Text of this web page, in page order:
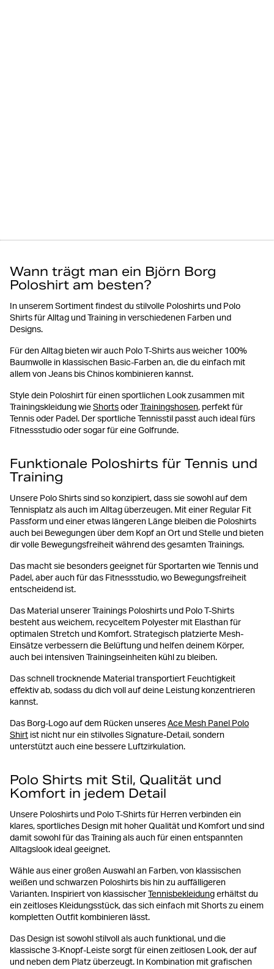
Wann trägt man ein Björn Borg
Poloshirt am besten?
In unserem Sortiment findest du stilvolle Poloshirts und Polo
Shirts für Alltag und Training in verschiedenen Farben und
Designs.
Für den Alltag bieten wir auch Polo T-Shirts aus weicher 100%
Baumwolle in klassischen Basic-Farben an, die du einfach mit
allem von Jeans bis Chinos kombinieren kannst.
Style dein Poloshirt für einen sportlichen Look zusammen mit
Trainingskleidung wie Shorts oder Trainingshosen, perfekt für
Tennis oder Padel. Der sportliche Tennisstil passt auch ideal fürs
Fitnessstudio oder sogar für eine Golfrunde.
Funktionale Poloshirts für Tennis und
Training
Unsere Polo Shirts sind so konzipiert, dass sie sowohl auf dem
Tennisplatz als auch im Alltag überzeugen. Mit einer Regular Fit
Passform und einer etwas längeren Länge bleiben die Poloshirts
auch bei Bewegungen über dem Kopf an Ort und Stelle und bieten
dir volle Bewegungsfreiheit während des gesamten Trainings.
Das macht sie besonders geeignet für Sportarten wie Tennis und
Padel, aber auch für das Fitnessstudio, wo Bewegungsfreiheit
entscheidend ist.
Das Material unserer Trainings Poloshirts und Polo T-Shirts
besteht aus weichem, recyceltem Polyester mit Elasthan für
optimalen Stretch und Komfort. Strategisch platzierte Mesh-
Einsätze verbessern die Belüftung und helfen deinem Körper,
auch bei intensiven Trainingseinheiten kühl zu bleiben.
Das schnell trocknende Material transportiert Feuchtigkeit
effektiv ab, sodass du dich voll auf deine Leistung konzentrieren
kannst.
Das Borg-Logo auf dem Rücken unseres Ace Mesh Panel Polo
Shirt ist nicht nur ein stilvolles Signature-Detail, sondern
unterstützt auch eine bessere Luftzirkulation.
Polo Shirts mit Stil, Qualität und
Komfort in jedem Detail
Unsere Poloshirts und Polo T-Shirts für Herren verbinden ein
klares, sportliches Design mit hoher Qualität und Komfort und sind
damit sowohl für das Training als auch für einen entspannten
Alltagslook ideal geeignet.
Wähle aus einer großen Auswahl an Farben, von klassischen
weißen und schwarzen Poloshirts bis hin zu auffälligeren
Varianten. Inspiriert von klassischer
Tennisbekleidung erhältst du
ein zeitloses Kleidungsstück, das sich einfach mit Shorts zu einem
kompletten Outfit kombinieren lässt.
Das Design ist sowohl stilvoll als auch funktional, und die
klassische 3-Knopf-Leiste sorgt für einen zeitlosen Look, der auf
und neben dem Platz überzeugt. In Kombination mit grafischen